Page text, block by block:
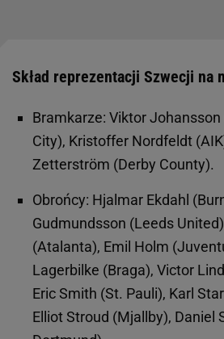
Skład reprezentacji Szwecji na
Bramkarze: Viktor Johansson
City), Kristoffer Nordfeldt
Zetterström (Derby County).
Obrońcy: Hjalmar Ekdahl
Gudmundsson (Leeds
(Atalanta), Emil Holm
Lagerbilke (Braga), Victor
Eric Smith (St. Pauli), Karl
Elliot Stroud (Mjallby), Daniel